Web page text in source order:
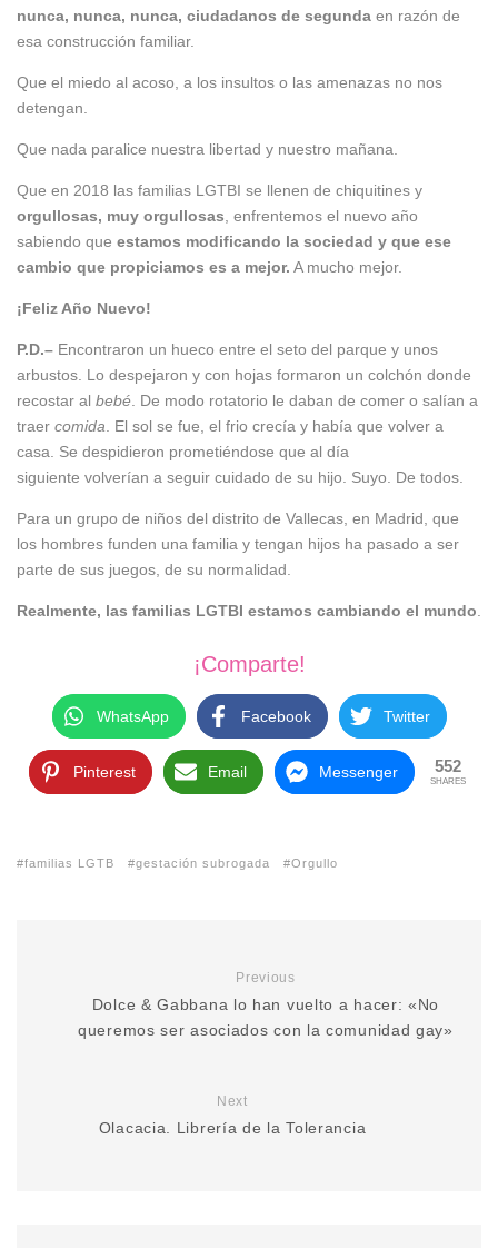
nunca, nunca, nunca, ciudadanos de segunda en razón de
esa construcción familiar.
Que el miedo al acoso, a los insultos o las amenazas no nos
detengan.
Que nada paralice nuestra libertad y nuestro mañana.
Que en 2018 las familias LGTBI se llenen de chiquitines y
orgullosas, muy orgullosas , enfrentemos el nuevo año
sabiendo que estamos modificando la sociedad y que ese
cambio que propiciamos es a mejor. A mucho mejor.
¡Feliz Año Nuevo!
P.D.– Encontraron un hueco entre el seto del parque y unos
arbustos. Lo despejaron y con hojas formaron un colchón donde
recostar al bebé . De modo rotatorio le daban de comer o salían a
traer comida . El sol se fue, el frio crecía y había que volver a
casa. Se despidieron prometiéndose que al día
siguiente volverían a seguir cuidado de su hijo. Suyo. De todos.
Para un grupo de niños del distrito de Vallecas, en Madrid, que
los hombres funden una familia y tengan hijos ha pasado a ser
parte de sus juegos, de su normalidad.
Realmente, las familias LGTBI estamos cambiando el mundo
¡Comparte!
WhatsApp Facebook Twitter
Pinterest Email Messenger 552
SHARES
familias LGTB gestación subrogada Orgullo
Previous
Dolce & Gabbana lo han vuelto a hacer: «No
queremos ser asociados con la comunidad gay»
Next
Olacacia. Librería de la Tolerancia